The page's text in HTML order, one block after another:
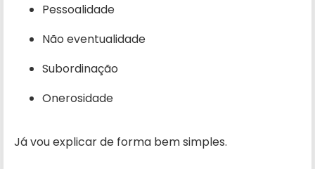
Pessoalidade
Não eventualidade
Subordinação
Onerosidade
Já vou explicar de forma bem simples.